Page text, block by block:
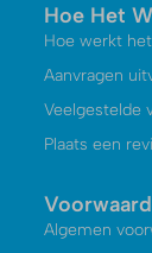
Hoe Het
Hoe werkt het
Aanvragen
Veelgestelde
Plaats een
Algemen